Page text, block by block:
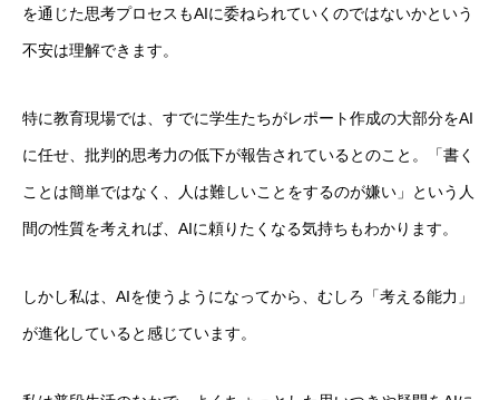
を通じた思考プロセスもAIに委ねられていくのではないかという
不安は理解できます。
特に教育現場では、すでに学生たちがレポート作成の大部分をAI
に任せ、批判的思考力の低下が報告されているとのこと。「書く
ことは簡単ではなく、人は難しいことをするのが嫌い」という人
間の性質を考えれば、AIに頼りたくなる気持ちもわかります。
しかし私は、AIを使うようになってから、むしろ「考える能力」
が進化していると感じています。